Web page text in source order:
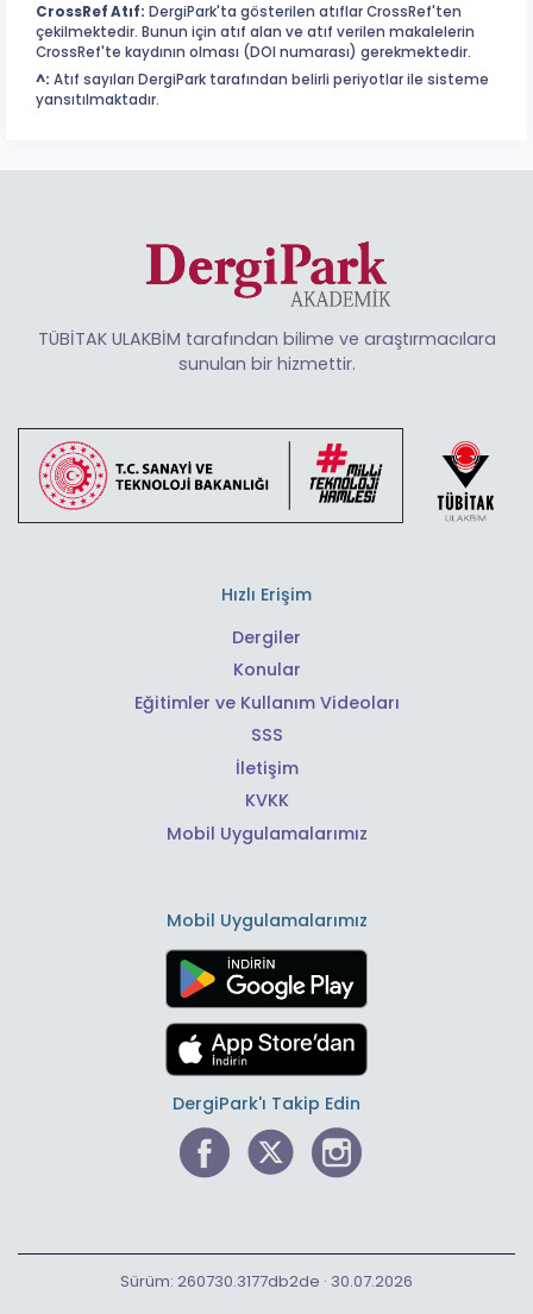
CrossRef Atıf: DergiPark'ta gösterilen atıflar CrossRef'ten
çekilmektedir. Bunun için atıf alan ve atıf verilen makalelerin
CrossRef'te kaydının olması (DOI numarası) gerekmektedir.
^: Atıf sayıları DergiPark tarafından belirli periyotlar ile sisteme
yansıtılmaktadır.
TÜBİTAK ULAKBİM tarafından bilime ve araştırmacılara
sunulan bir hizmettir.
Hızlı Erişim
Dergiler
Konular
Eğitimler ve Kullanım Videoları
SSS
İletişim
KVKK
Mobil Uygulamalarımız
Mobil Uygulamalarımız
DergiPark'ı Takip Edin
Sürüm: 260730.3177db2de · 30.07.2026